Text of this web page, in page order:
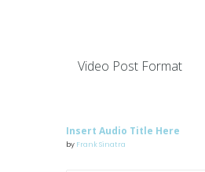
Video Post Format
Insert Audio Title Here
by Frank Sinatra